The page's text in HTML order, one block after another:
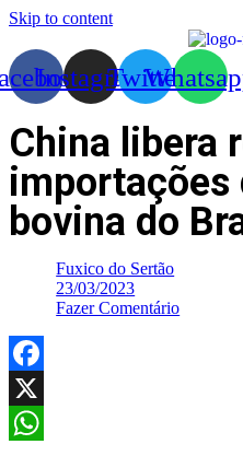
Skip to content
InstagramTwitter
China libera
importações
bovina do
Fuxico do Sertão
23/03/2023
Fazer Comentário
Facebook
X